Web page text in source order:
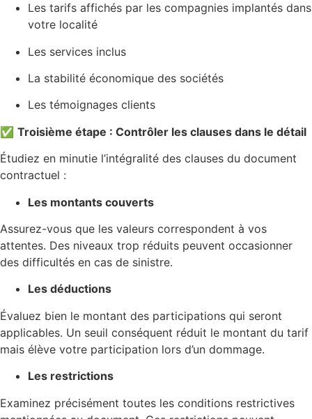
Les tarifs affichés par les compagnies implantés dans
votre localité
Les services inclus
La stabilité économique des sociétés
Les témoignages clients
✅ Troisième étape : Contrôler les clauses dans le détail
Étudiez en minutie l’intégralité des clauses du document
contractuel :
Les montants couverts
Assurez-vous que les valeurs correspondent à vos
attentes. Des niveaux trop réduits peuvent occasionner
des difficultés en cas de sinistre.
Les déductions
Évaluez bien le montant des participations qui seront
applicables. Un seuil conséquent réduit le montant du tarif
mais élève votre participation lors d’un dommage.
Les restrictions
Examinez précisément toutes les conditions restrictives